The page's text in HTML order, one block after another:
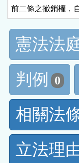
前二條之撤銷權，
憲法法
判例
0
相關法
立法理